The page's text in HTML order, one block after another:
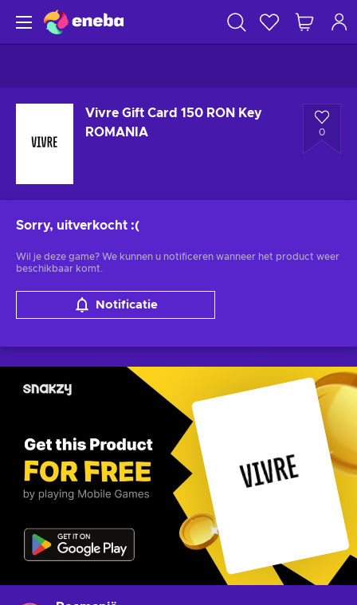
Vivre Gift Card 150 RON Key
ROMANIA
0
Sorry, uitverkocht :(
Wil je deze game? We kunnen u notificeren wanneer het product weer
beschikbaar komt.
Notificatie